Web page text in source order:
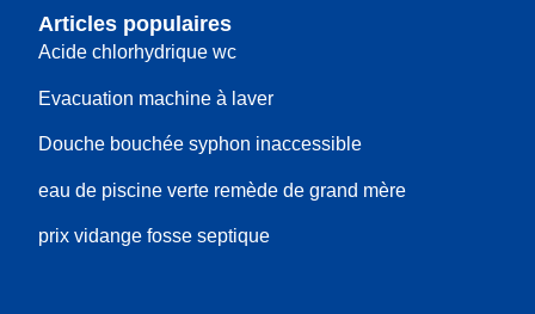
Articles populaires
Acide chlorhydrique wc
Evacuation machine à laver
Douche bouchée syphon inaccessible
eau de piscine verte remède de grand mère
prix vidange fosse septique